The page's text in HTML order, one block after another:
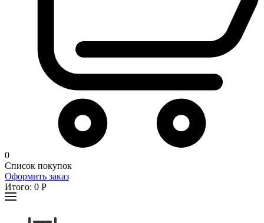
0
Список покупок
Оформить заказ
Итого: 0 Р